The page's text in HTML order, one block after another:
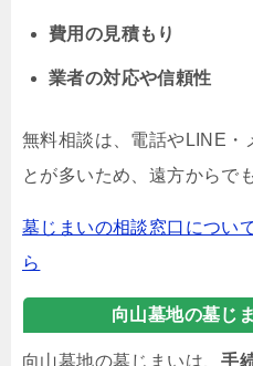
費用の見積もり
業者の対応や信頼性
無料相談は、電話やLINE・
とが多いため、遠方からで
墓じまいの相談窓口につい
ら
向山墓地の墓じ
向山墓地の墓じまいは、手